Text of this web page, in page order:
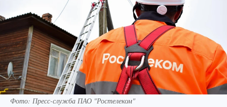
Фото: Пресс-служба ПАО "Ростелеком"